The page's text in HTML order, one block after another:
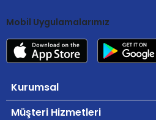
Mobil Uygulamalarımız
Kurumsal
Müşteri Hizmetleri